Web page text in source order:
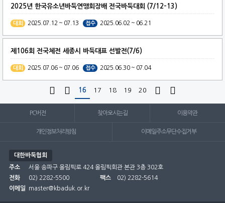
2025년 한국유소년바둑연맹회장배 전국바둑대회 (7/12-13)
대회 2025.07.12 ~ 07.13 접수 2025.06.02 ~ 06.21
제106회 전국체전 세종시 바둑대표 선발전(7/6)
대회 2025.07.06 ~ 07.06 접수 2025.06.30 ~ 07.04
  16 17 18 19 20  
PC버전 찾아오시는길 이용약관
개인정보처리방침 이메일주소무단수집거부
대한바둑협회
주소
서울 송파구 올림픽로 424 올림픽회관 본관 3층 302호
전화
02) 2282-5500 팩스
02) 2282-5614
이메일
master@kbaduk.or.kr